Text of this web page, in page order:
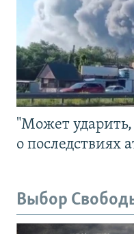
"Может
о последствиях
Выбор